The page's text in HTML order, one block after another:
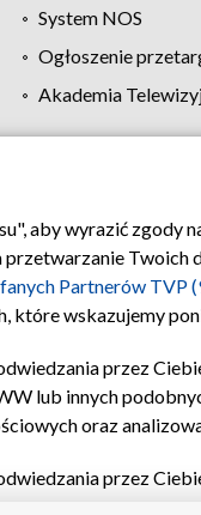
System NOS
Ogłoszenie
Akademia
Regulamin TVP
aby wyrazić zgody
Twoich
Partnerów TVP
które wskazujemy
przez
lub innych
oraz
przez